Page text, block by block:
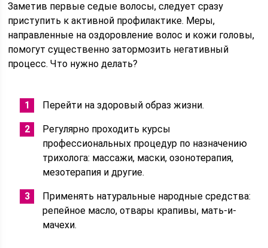
Заметив первые седые волосы, следует сразу
приступить к активной профилактике. Меры,
направленные на оздоровление волос и кожи головы,
помогут существенно затормозить негативный
процесс. Что нужно делать?
Перейти на здоровый образ жизни.
Регулярно проходить курсы
профессиональных процедур по назначению
трихолога: массажи, маски, озонотерапия,
мезотерапия и другие.
Применять натуральные народные средства:
репейное масло, отвары крапивы, мать-и-
мачехи.